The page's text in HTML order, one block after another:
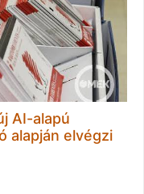
AI-alapú
alapján elvégzi